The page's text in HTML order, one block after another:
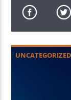
UNCATEGORIZED